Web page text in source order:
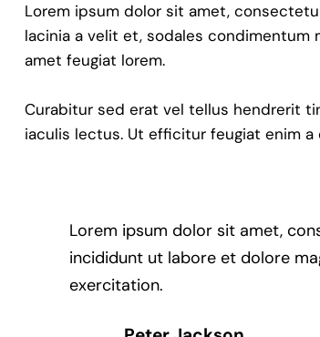
Lorem ipsum dolor sit amet,
lacinia a velit et, sodales condimentum
amet feugiat lorem.
Curabitur sed erat vel tellus hendrerit
iaculis lectus. Ut efficitur feugiat enim
Lorem ipsum dolor sit amet,
incididunt ut labore et dolore
exercitation.